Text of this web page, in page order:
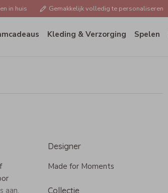
in huis Gemakkelijk volledig te personaliseren
Kleding & Verzorging Spelen
aan.
Designer
Made for Moments
Collectie